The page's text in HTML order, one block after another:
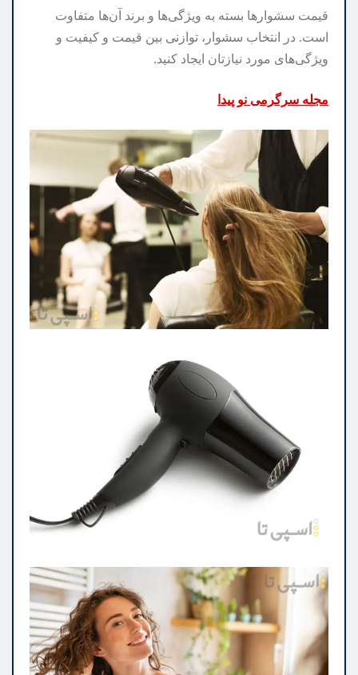
قیمت سشوارها بسته به ویژگی‌ها و برند آن‌ها متفاوت
است. در انتخاب سشوار، توازنی بین قیمت و کیفیت و
ویژگی‌های مورد نیازتان ایجاد کنید.
مجله سرگرمی نو پیدا